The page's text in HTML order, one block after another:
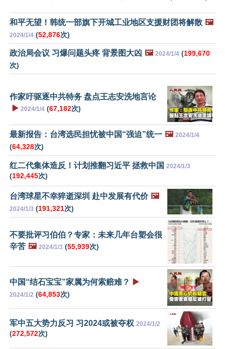
和平无望！韩统一部旗下开城工业地区支援财团将解散 🖼️
2024/1/4 (52,876次)
政治局会议 习爆问题头疼 背景图大凶 🖼️ 2024/1/4 (199,670
次)
作家吁驱逐中共特务 盘点王志安洗地言论
▶️ 2024/1/4 (67,182次)
最新报告：台湾选民担忧被中国“强迫”统一 🖼️ 2024/1/4
(64,328次)
红二代集体造反！计划推翻习近平 拯救中国 2024/1/3
(192,445次)
台湾球星不幸猝逝深圳 赴中发展有代价 🖼️
2024/1/3 (191,321次)
不要批评习伯伯？专家：未来几年台塑会很
辛苦 🖼️ 2024/1/3 (55,939次)
中国“结石宝宝”家属为何索赔难？ ▶️
2024/1/2 (64,853次)
军中五大势力反习 习2024或被夺权 2024/1/2
(272,572次)